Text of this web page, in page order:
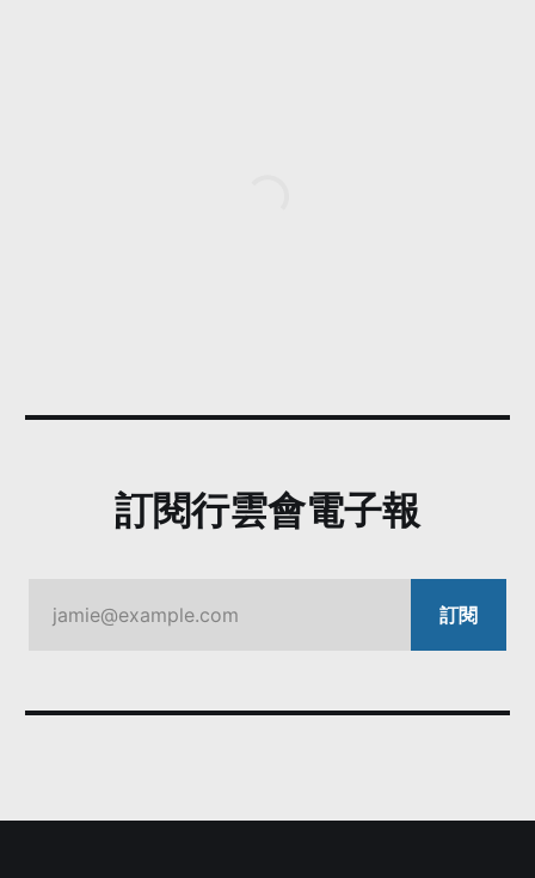
訂閱行雲會電子報
jamie@example.com 訂閱